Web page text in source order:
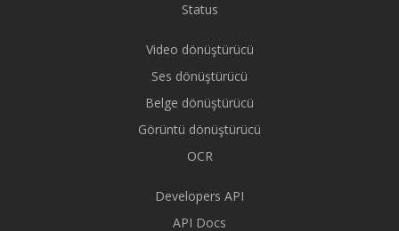
Status
Video dönüştürücü
Ses dönüştürücü
Belge dönüştürücü
Görüntü dönüştürücü
OCR
Developers API
API Docs